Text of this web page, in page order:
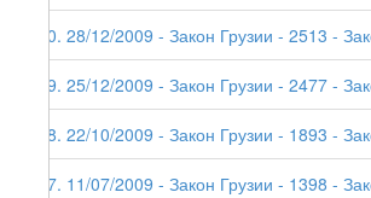
80. 28/12/2009 - Закон Грузии - 2513 -
79. 25/12/2009 - Закон Грузии - 2477 -
78. 22/10/2009 - Закон Грузии - 1893 -
77. 11/07/2009 - Закон Грузии - 1398 -